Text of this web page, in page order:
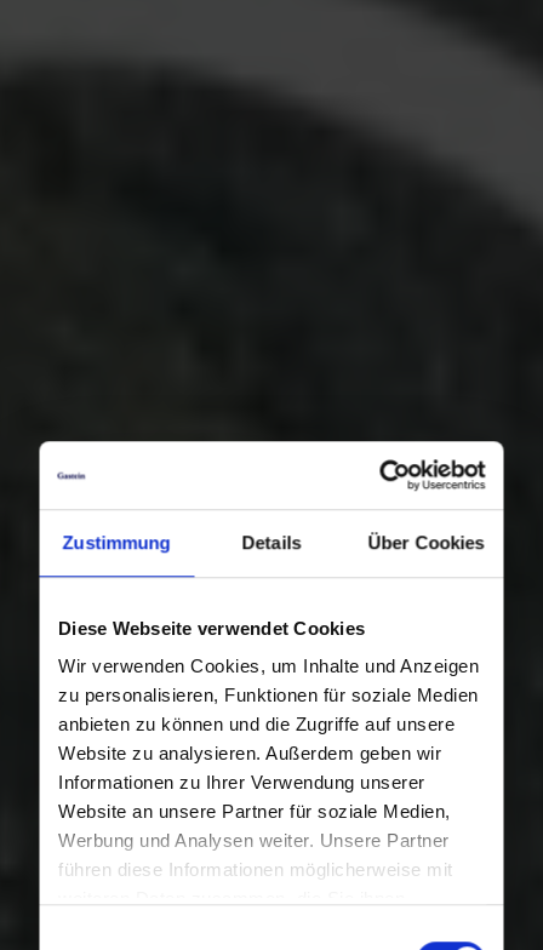
Zustimmung Details Über Cookies
Diese Webseite verwendet Cookies
Wir verwenden Cookies, um Inhalte und Anzeigen
zu personalisieren, Funktionen für soziale Medien
anbieten zu können und die Zugriffe auf unsere
Website zu analysieren. Außerdem geben wir
Informationen zu Ihrer Verwendung unserer
Website an unsere Partner für soziale Medien,
Werbung und Analysen weiter. Unsere Partner
führen diese Informationen möglicherweise mit